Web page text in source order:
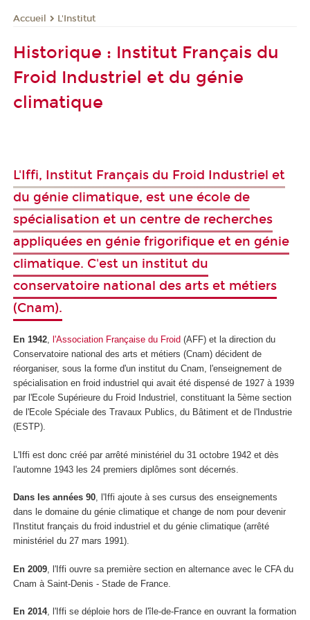
Accueil L'Institut
Historique : Institut Français du
Froid Industriel et du génie
climatique
L'Iffi, Institut Français du Froid Industriel et
du génie climatique, est une école de
spécialisation et un centre de recherches
appliquées en génie frigorifique et en génie
climatique. C'est un institut du
conservatoire national des arts et métiers
(Cnam).
En 1942, l'Association Française du Froid (AFF) et la direction du
Conservatoire national des arts et métiers (Cnam) décident de
réorganiser, sous la forme d'un institut du Cnam, l'enseignement de
spécialisation en froid industriel qui avait été dispensé de 1927 à 1939
par l'Ecole Supérieure du Froid Industriel, constituant la 5ème section
de l'Ecole Spéciale des Travaux Publics, du Bâtiment et de l'Industrie
(ESTP).
L'Iffi est donc créé par arrêté ministériel du 31 octobre 1942 et dès
l'automne 1943 les 24 premiers diplômes sont décernés.
Dans les années 90, l'Iffi ajoute à ses cursus des enseignements
dans le domaine du génie climatique et change de nom pour devenir
l'Institut français du froid industriel et du génie climatique (arrêté
ministériel du 27 mars 1991).
En 2009 , l'Iffi ouvre sa première section en alternance avec le CFA du
Cnam à Saint-Denis - Stade de France.
En 2014, l'Iffi se déploie hors de l'île-de-France en ouvrant la formation